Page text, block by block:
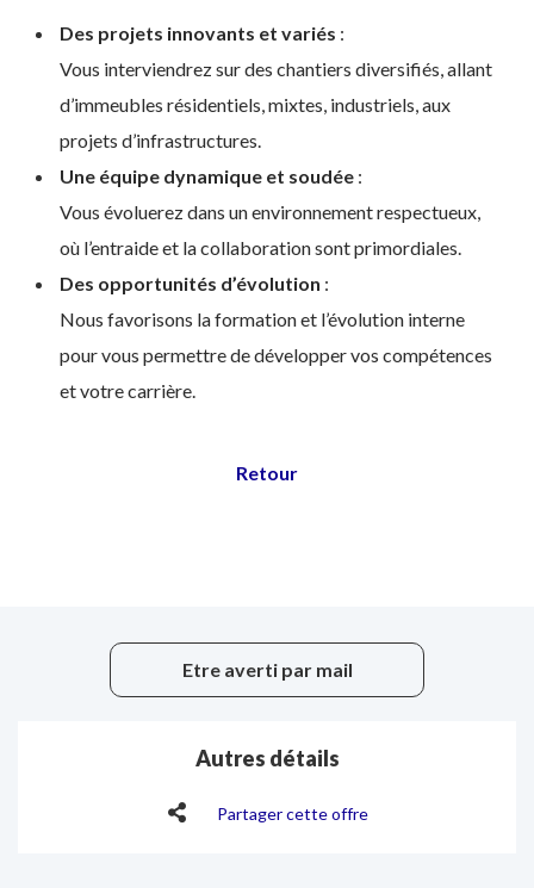
Des projets innovants et variés :
Vous interviendrez sur des chantiers diversifiés, allant
d’immeubles résidentiels, mixtes, industriels, aux
projets d’infrastructures.
Une équipe dynamique et soudée :
Vous évoluerez dans un environnement respectueux,
où l’entraide et la collaboration sont primordiales.
Des opportunités d’évolution :
Nous favorisons la formation et l’évolution interne
pour vous permettre de développer vos compétences
et votre carrière.
Etre averti par mail
Autres détails
Partager cette offre